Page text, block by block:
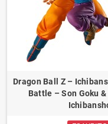
Dragon Ball Z –
Battle – Son Goku &